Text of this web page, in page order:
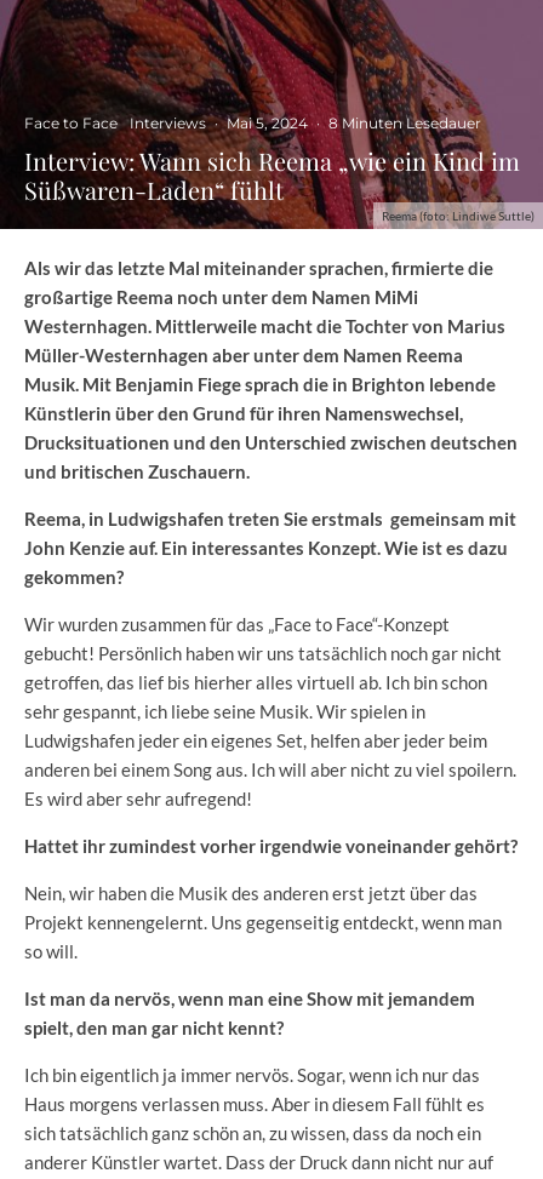
Reema (foto: Lindiwe Suttle)
Face to Face Interviews · Mai 5, 2024 · 8 Minuten Lesedauer
Interview: Wann sich Reema „wie ein Kind im
Süßwaren-Laden“ fühlt
Als wir das letzte Mal miteinander sprachen, firmierte die
großartige Reema noch unter dem Namen MiMi
Westernhagen. Mittlerweile macht die Tochter von Marius
Müller-Westernhagen aber unter dem Namen Reema
Musik. Mit Benjamin Fiege sprach die in Brighton lebende
Künstlerin über den Grund für ihren Namenswechsel,
Drucksituationen und den Unterschied zwischen deutschen
und britischen Zuschauern.
Reema, in Ludwigshafen treten Sie erstmals gemeinsam mit
John Kenzie auf. Ein interessantes Konzept. Wie ist es dazu
gekommen?
Wir wurden zusammen für das „Face to Face“-Konzept
gebucht! Persönlich haben wir uns tatsächlich noch gar nicht
getroffen, das lief bis hierher alles virtuell ab. Ich bin schon
sehr gespannt, ich liebe seine Musik. Wir spielen in
Ludwigshafen jeder ein eigenes Set, helfen aber jeder beim
anderen bei einem Song aus. Ich will aber nicht zu viel spoilern.
Es wird aber sehr aufregend!
Hattet ihr zumindest vorher irgendwie voneinander gehört?
Nein, wir haben die Musik des anderen erst jetzt über das
Projekt kennengelernt. Uns gegenseitig entdeckt, wenn man
so will.
Ist man da nervös, wenn man eine Show mit jemandem
spielt, den man gar nicht kennt?
Ich bin eigentlich ja immer nervös. Sogar, wenn ich nur das
Haus morgens verlassen muss. Aber in diesem Fall fühlt es
sich tatsächlich ganz schön an, zu wissen, dass da noch ein
anderer Künstler wartet. Dass der Druck dann nicht nur auf